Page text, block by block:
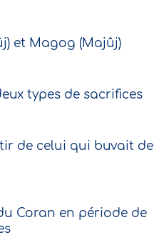
et Magog (Majûj)
types de sacrifices
de celui qui buvait de
Coran en période de